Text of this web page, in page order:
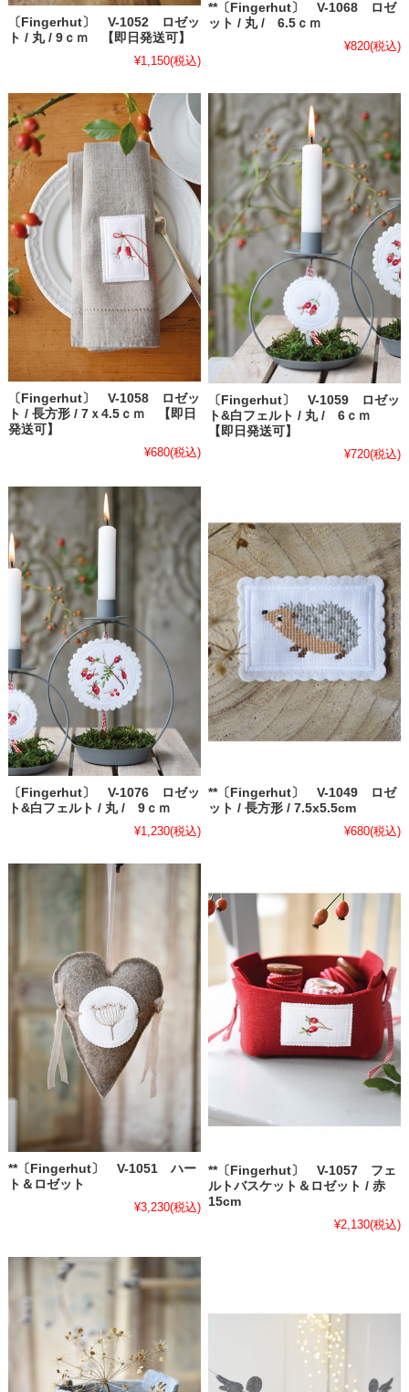
〔Fingerhut〕 V-1052 ロゼッ
ト / 丸 / 9ｃｍ 【即日発送可】
¥1,150(税込)
**〔Fingerhut〕 V-1068 ロゼ
ット / 丸 / 6.5ｃｍ
¥820(税込)
〔Fingerhut〕 V-1058 ロゼッ
ト / 長方形 / 7ｘ4.5ｃｍ 【即日
発送可】
¥680(税込)
〔Fingerhut〕 V-1059 ロゼッ
ト&白フェルト / 丸 / 6ｃｍ
【即日発送可】
¥720(税込)
〔Fingerhut〕 V-1076 ロゼッ
ト&白フェルト / 丸 / 9ｃｍ
¥1,230(税込)
**〔Fingerhut〕 V-1049 ロゼ
ット / 長方形 / 7.5x5.5cm
¥680(税込)
**〔Fingerhut〕 V-1051 ハー
ト＆ロゼット
¥3,230(税込)
**〔Fingerhut〕 V-1057 フェ
ルトバスケット＆ロゼット / 赤
15cm
¥2,130(税込)